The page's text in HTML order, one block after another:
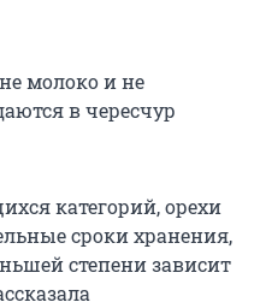
молоко и не
в чересчур
категорий, орехи
сроки хранения,
степени зависит